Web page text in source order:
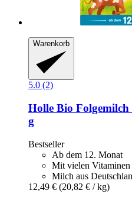
Warenkorb
5.0 (2)
Holle Bio
g
Bestseller
Ab dem 12. Monat
Mit vielen Vitaminen
Milch aus
12,49 € (20,82 € / kg)